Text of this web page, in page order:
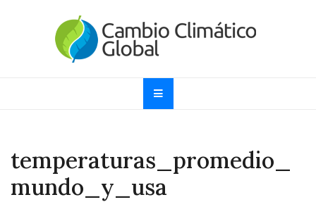
Cambio Climático
Global
Climático y Efecto Invernadero desde 1997
temperaturas_promedio_
mundo_y_usa